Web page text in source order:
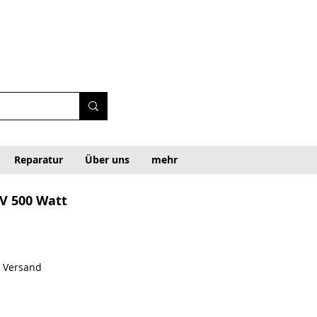
Reparatur Über uns mehr
500 Watt
Versand